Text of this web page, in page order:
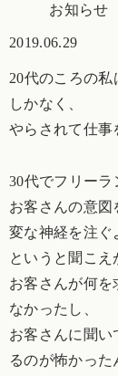
お知らせ
2019.06.29
20代のころの
しかなく、
やらされて仕事
30代でフリーラ
お客さんの意図
変な神経を注ぐ
というと聞こえ
お客さんが何を
なかったし、
お客さんに聞い
るのが怖かった